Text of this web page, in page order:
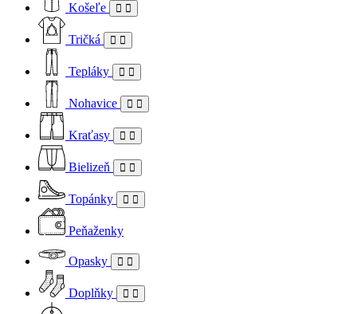
Košeľe
Tričká
Tepláky
Nohavice
Kraťasy
Bielizeň
Topánky
Peňaženky
Opasky
Doplňky